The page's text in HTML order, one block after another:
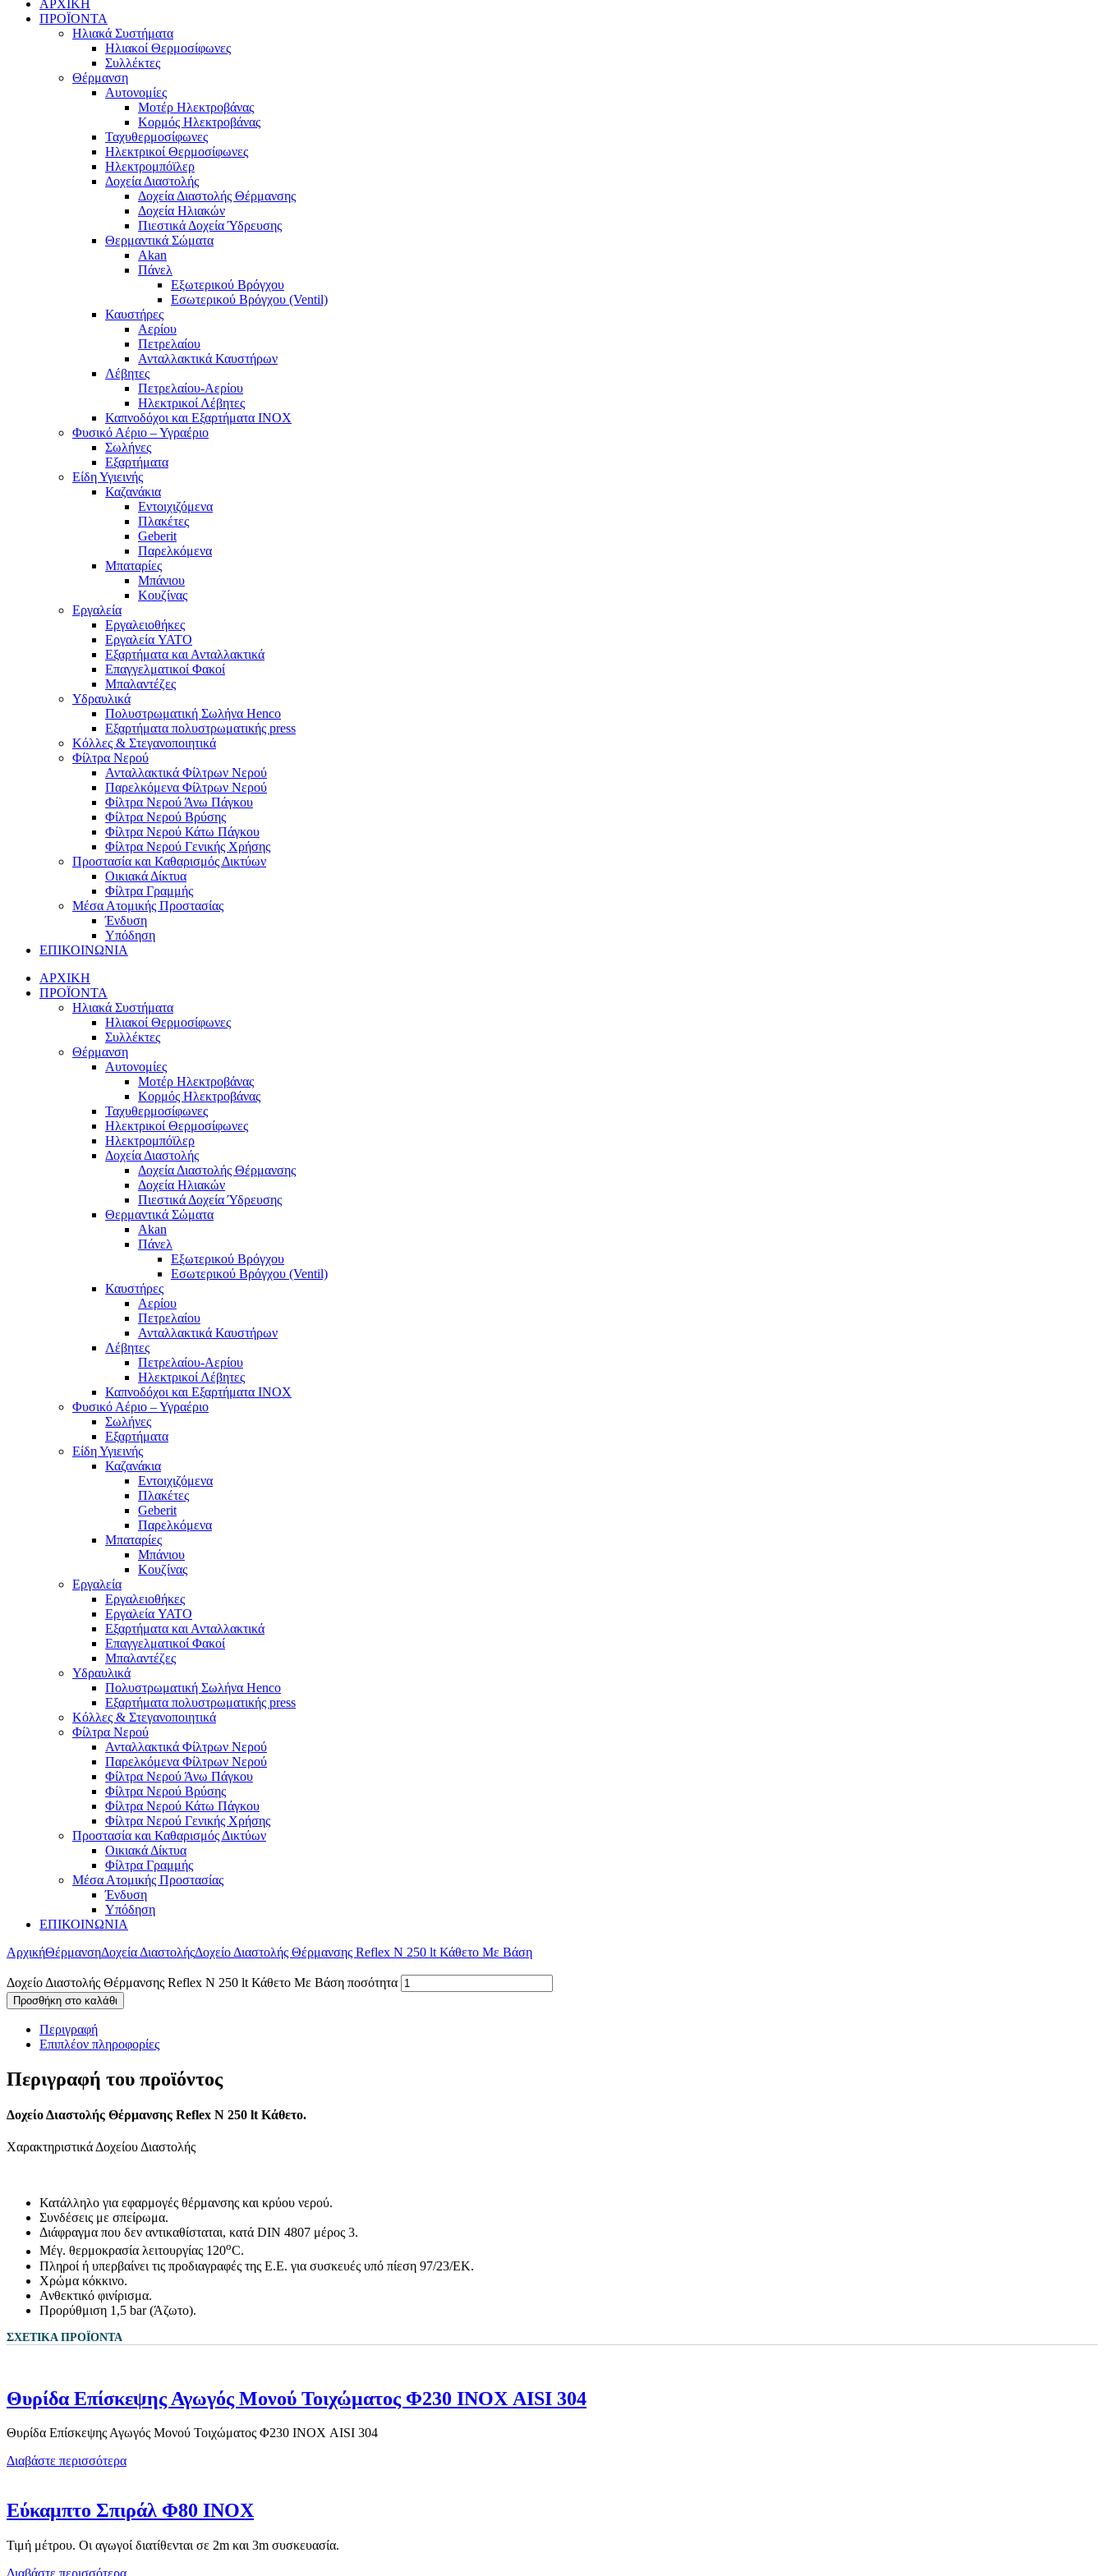
ΑΡΧΙΚΗ
ΠΡΟΪΟΝΤΑ
Ηλιακά Συστήματα
Ηλιακοί Θερμοσίφωνες
Συλλέκτες
Θέρμανση
Αυτονομίες
Μοτέρ Ηλεκτροβάνας
Κορμός Ηλεκτροβάνας
Ταχυθερμοσίφωνες
Ηλεκτρικοί Θερμοσίφωνες
Ηλεκτρομπόϊλερ
Δοχεία Διαστολής
Δοχεία Διαστολής Θέρμανσης
Δοχεία Ηλιακών
Πιεστικά Δοχεία Ύδρευσης
Θερμαντικά Σώματα
Akan
Πάνελ
Εξωτερικού Βρόγχου
Εσωτερικού Βρόγχου (Ventil)
Καυστήρες
Αερίου
Πετρελαίου
Ανταλλακτικά Καυστήρων
Λέβητες
Πετρελαίου-Αερίου
Ηλεκτρικοί Λέβητες
Καπνοδόχοι και Εξαρτήματα ΙΝΟΧ
Φυσικό Αέριο – Υγραέριο
Σωλήνες
Εξαρτήματα
Είδη Υγιεινής
Καζανάκια
Εντοιχιζόμενα
Πλακέτες
Geberit
Παρελκόμενα
Μπαταρίες
Μπάνιου
Κουζίνας
Εργαλεία
Εργαλειοθήκες
Εργαλεία YATO
Εξαρτήματα και Ανταλλακτικά
Επαγγελματικοί Φακοί
Μπαλαντέζες
Υδραυλικά
Πολυστρωματική Σωλήνα Henco
Εξαρτήματα πολυστρωματικής press
Κόλλες & Στεγανοποιητικά
Φίλτρα Νερού
Ανταλλακτικά Φίλτρων Νερού
Παρελκόμενα Φίλτρων Νερού
Φίλτρα Νερού Άνω Πάγκου
Φίλτρα Νερού Βρύσης
Φίλτρα Νερού Κάτω Πάγκου
Φίλτρα Νερού Γενικής Χρήσης
Προστασία και Καθαρισμός Δικτύων
Οικιακά Δίκτυα
Φίλτρα Γραμμής
Μέσα Ατομικής Προστασίας
Ένδυση
Υπόδηση
ΕΠΙΚΟΙΝΩΝΙΑ
ΑΡΧΙΚΗ
ΠΡΟΪΟΝΤΑ
Ηλιακά Συστήματα
Ηλιακοί Θερμοσίφωνες
Συλλέκτες
Θέρμανση
Αυτονομίες
Μοτέρ Ηλεκτροβάνας
Κορμός Ηλεκτροβάνας
Ταχυθερμοσίφωνες
Ηλεκτρικοί Θερμοσίφωνες
Ηλεκτρομπόϊλερ
Δοχεία Διαστολής
Δοχεία Διαστολής Θέρμανσης
Δοχεία Ηλιακών
Πιεστικά Δοχεία Ύδρευσης
Θερμαντικά Σώματα
Akan
Πάνελ
Εξωτερικού Βρόγχου
Εσωτερικού Βρόγχου (Ventil)
Καυστήρες
Αερίου
Πετρελαίου
Ανταλλακτικά Καυστήρων
Λέβητες
Πετρελαίου-Αερίου
Ηλεκτρικοί Λέβητες
Καπνοδόχοι και Εξαρτήματα ΙΝΟΧ
Φυσικό Αέριο – Υγραέριο
Σωλήνες
Εξαρτήματα
Είδη Υγιεινής
Καζανάκια
Εντοιχιζόμενα
Πλακέτες
Geberit
Παρελκόμενα
Μπαταρίες
Μπάνιου
Κουζίνας
Εργαλεία
Εργαλειοθήκες
Εργαλεία YATO
Εξαρτήματα και Ανταλλακτικά
Επαγγελματικοί Φακοί
Μπαλαντέζες
Υδραυλικά
Πολυστρωματική Σωλήνα Henco
Εξαρτήματα πολυστρωματικής press
Κόλλες & Στεγανοποιητικά
Φίλτρα Νερού
Ανταλλακτικά Φίλτρων Νερού
Παρελκόμενα Φίλτρων Νερού
Φίλτρα Νερού Άνω Πάγκου
Φίλτρα Νερού Βρύσης
Φίλτρα Νερού Κάτω Πάγκου
Φίλτρα Νερού Γενικής Χρήσης
Προστασία και Καθαρισμός Δικτύων
Οικιακά Δίκτυα
Φίλτρα Γραμμής
Μέσα Ατομικής Προστασίας
Ένδυση
Υπόδηση
ΕΠΙΚΟΙΝΩΝΙΑ
ΑρχικήΘέρμανσηΔοχεία ΔιαστολήςΔοχείο Διαστολής Θέρμανσης Reflex N 250 lt Κάθετο Με Βάση
Δοχείο Διαστολής Θέρμανσης Reflex N 250 lt Κάθετο Με Βάση ποσότητα
Προσθήκη στο καλάθι
Περιγραφή
Επιπλέον πληροφορίες
Περιγραφή του προϊόντος
Δοχείο Διαστολής Θέρμανσης Reflex N 250 lt Κάθετο.
Χαρακτηριστικά Δοχείου Διαστολής
Κατάλληλο για εφαρμογές θέρμανσης και κρύου νερού.
Συνδέσεις με σπείρωμα.
Διάφραγμα που δεν αντικαθίσταται, κατά DIN 4807 μέρος 3.
Μέγ. θερμοκρασία λειτουργίας 120oC.
Πληροί ή υπερβαίνει τις προδιαγραφές της Ε.Ε. για συσκευές υπό πίεση 97/23/EK.
Χρώμα κόκκινο.
Ανθεκτικό φινίρισμα.
Προρύθμιση 1,5 bar (Άζωτο).
ΣΧΕΤΙΚΆ ΠΡΟΪΌΝΤΑ
Θυρίδα Επίσκεψης Αγωγός Μονού Τοιχώματος Φ230 ΙΝΟΧ AISI 304
Θυρίδα Επίσκεψης Αγωγός Μονού Τοιχώματος Φ230 ΙΝΟΧ AISI 304
Διαβάστε περισσότερα
Εύκαμπτο Σπιράλ Φ80 ΙΝΟΧ
Τιμή μέτρου. Οι αγωγοί διατίθενται σε 2m και 3m συσκευασία.